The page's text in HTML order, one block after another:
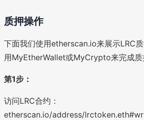
质押操作
下面我们使用etherscan.io来展示LRC
用MyEtherWallet或MyCrypto来完成质
第1步：
访问LRC合约：
etherscan.io/address/